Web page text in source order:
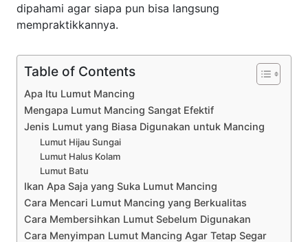
dipahami agar siapa pun bisa langsung
mempraktikkannya.
Table of Contents
Apa Itu Lumut Mancing
Mengapa Lumut Mancing Sangat Efektif
Jenis Lumut yang Biasa Digunakan untuk Mancing
Lumut Hijau Sungai
Lumut Halus Kolam
Lumut Batu
Ikan Apa Saja yang Suka Lumut Mancing
Cara Mencari Lumut Mancing yang Berkualitas
Cara Membersihkan Lumut Sebelum Digunakan
Cara Menyimpan Lumut Mancing Agar Tetap Segar